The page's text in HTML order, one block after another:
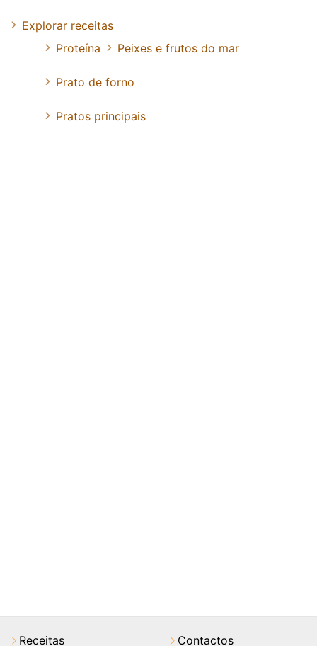
Explorar receitas
Proteína
Peixes e frutos do mar
Prato de forno
Pratos principais
Receitas Contactos